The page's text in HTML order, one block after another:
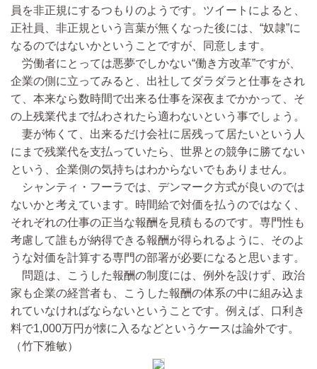
員を非正規にするつもりのようです。ツイートによると、
正社員、非正規という言葉が無くなった後には、“奴隷”に
なるのではないかということですが、同意します。
労働者にとっては悪夢でしかない“働き方改革”ですが、
企業の側に立ってみると、出社してダラダラと仕事をされ
て、本来なら数時間で出来る仕事を深夜までかかって、そ
の上残業代まで払わされたら適わないという事でしょう。
妻が怖くて、出来るだけ会社に居残って居たいという人
にまで残業代を支払っていたら、世界との競争に勝てない
という、企業側の気持ちはわからないでもありません。
シャンティ・フーラでは、デンマーク方式が良いのでは
ないかと考えています。時間給で対価を払うのではなく、
それぞれの仕事の正当な報酬を見積もるのです。専門性も
考慮して誰もが納得できる報酬が得られるように、そのよ
うな対価を計算する専門の部署が必要になると思います。
問題は、こうした報酬の制度には、例外を設けず、政治
家も企業の経営者も、こうした報酬の体系の中に組み込ま
れていなければならないということです。例えば、口利き
料で1,000万円が懐に入るなどというケースは論外です。
（竹下雅敏）